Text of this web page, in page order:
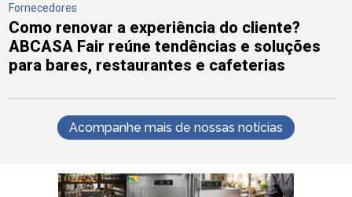
Fornecedores
Como renovar a experiência do cliente?
ABCASA Fair reúne tendências e soluções
para bares, restaurantes e cafeterias
Acompanhe mais de nossas notícias